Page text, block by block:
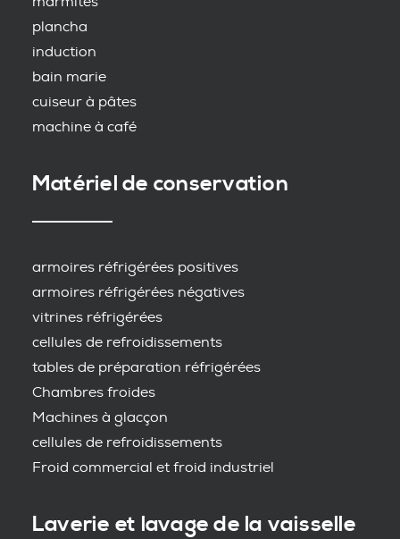
plancha
induction
bain marie
cuiseur à pâtes
machine à café
Matériel de conservation
armoires réfrigérées positives
armoires réfrigérées négatives
vitrines réfrigérées
cellules de refroidissements
tables de préparation réfrigérées
Chambres froides
Machines à glacçon
cellules de refroidissements
Froid commercial et froid industriel
Laverie et lavage de la vaisselle